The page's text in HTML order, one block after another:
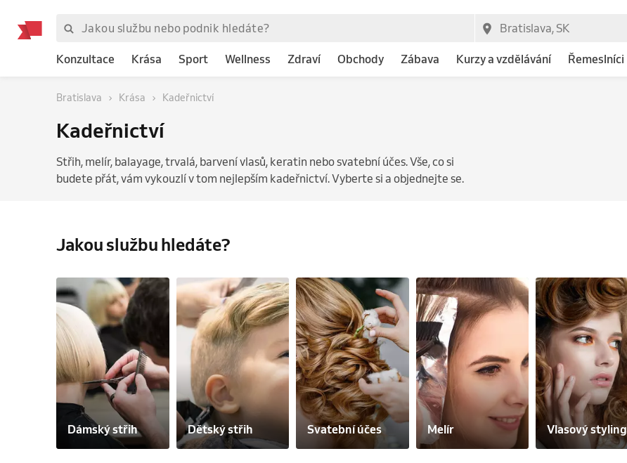
Konzultace Krása Sport Wellness Zdraví Obchody Zábava Kurzy a vzdělávání Řemeslníci
Bratislava Krása Kadeřnictví
Kadeřnictví
Střih, melír, balayage, trvalá, barvení vlasů, keratin nebo svatební účes. Vše, co si
budete přát, vám vykouzlí v tom nejlepším kadeřnictví. Vyberte si a objednejte se.
Jakou službu hledáte?
Dámský střih Dětský střih Svatební účes Melír Vlasový styling